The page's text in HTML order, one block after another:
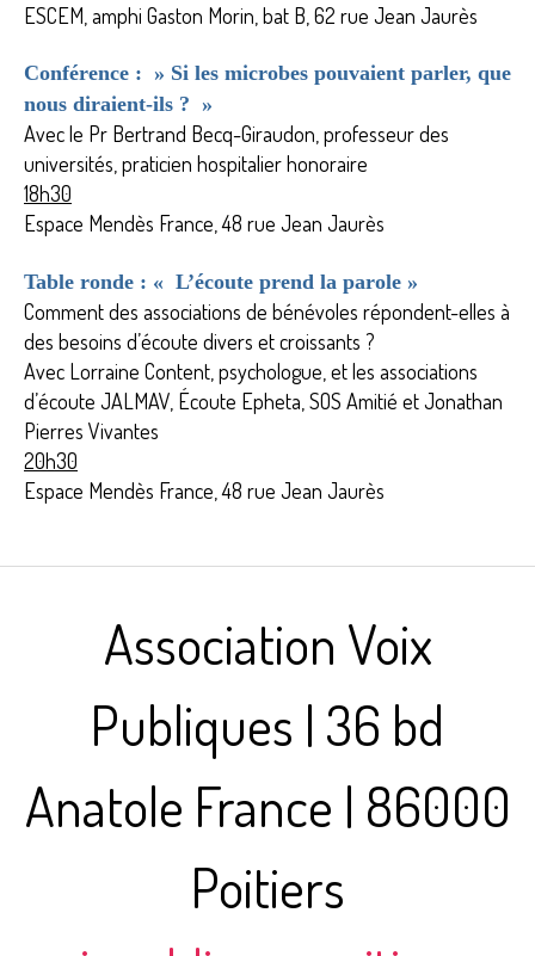
ESCEM, amphi Gaston Morin, bat B, 62 rue Jean Jaurès
Conférence : » Si les microbes pouvaient parler, que
nous diraient-ils ? »
Avec le Pr Bertrand Becq-Giraudon, professeur des
universités, praticien hospitalier honoraire
18h30
Espace Mendès France, 48 rue Jean Jaurès
Table ronde : « L’écoute prend la parole »
Comment des associations de bénévoles répondent-elles à
des besoins d’écoute divers et croissants ?
Avec Lorraine Content, psychologue, et les associations
d’écoute JALMAV, Écoute Epheta, SOS Amitié et Jonathan
Pierres Vivantes
20h30
Espace Mendès France, 48 rue Jean Jaurès
Association Voix
Publiques | 36 bd
Anatole France | 86000
Poitiers